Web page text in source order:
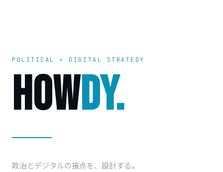
POLITICAL × DIGITAL STRATEGY
HOWDY.
政治とデジタルの接点を、設計する。